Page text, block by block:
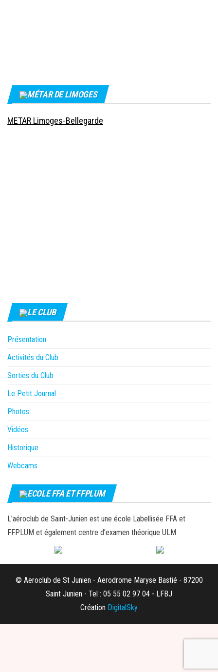
MÉTAR DE LIMOGES
METAR Limoges-Bellegarde
LE CLUB
Présentation
Activités du Club
Sorties du Club
Le Petit Journal
Photos
Vidéos
Historique
Webcams
ECOLE FFA ET FFPLUM
L'aéroclub de Saint-Junien est une école Labellisée FFA et
FFPLUM et également centre d'examen théorique ULM
© Aeroclub de St Junien - Aerodrome Maryse Bastié - 87200
Saint Junien - Tel : 05 55 02 97 04 - LFBJ
Création DigitalSky